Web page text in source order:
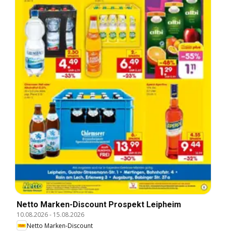
Netto Marken-Discount Prospekt Leipheim
10.08.2026- 15.08.2026
Netto Marken-Discount